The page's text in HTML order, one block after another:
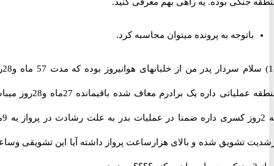
باتوجه به پرونده میتوان محاسبه کرد.
18) سلام سردار پدر من از خلبانهای هوانیروز بوده که مدت 57 ماه و28روز
منطقه عملیاتی داره یک برادرم معاف شده باقیمانده 27ماه و28روز میباشد
که 2روز کسری داره ضمنا در عملیات بدر به علت رشادت در پرواز به 9ماه
تشویق شده و بالای هزارساعت پرواز داشته آیا این تشویقی وساعت